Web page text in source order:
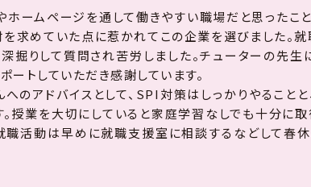
ームページを通して働きやすい職場だと思ったこ
を求めていた点に惹かれてこの企業を選びました。
掘りして質問され苦労しました。チューターの先
ートしていただき感謝しています。
のアドバイスとして、SPI対策はしっかりやること
。授業を大切にしていると家庭学習なしでも十分に
就職活動は早めに就職支援室に相談するなどして春